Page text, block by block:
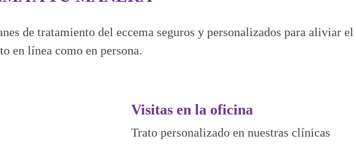
de tratamiento del eccema seguros y personalizados para aliviar
en línea como en persona.
Visitas en la oficina
Trato personalizado en nuestras clínicas